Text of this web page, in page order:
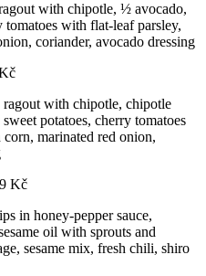
with chipotle, ½ avocado,
tomatoes with flat-leaf parsley,
coriander, avocado dressing
with chipotle, chipotle
potatoes, cherry tomatoes
marinated red onion,
Kč
in honey-pepper sauce,
oil with sprouts and
sesame mix, fresh chili, shiro